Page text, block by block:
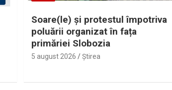
Soare(le) și protestul împotriva
poluării organizat în fața
primăriei Slobozia
5 august 2026 Ştirea